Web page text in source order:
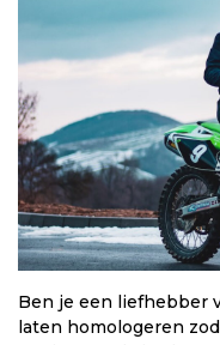
Ben je een liefhebber
laten homologeren